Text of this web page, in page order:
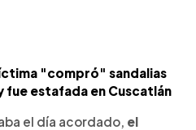
"compró" sandalias
fue estafada en Cuscatlán
el día acordado, el